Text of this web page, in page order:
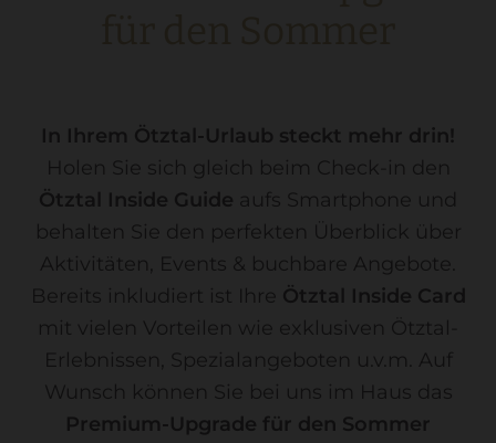
In Ihrem Ötztal-Urlaub steckt mehr drin!
Holen Sie sich gleich beim Check-in den
Ötztal Inside Guide aufs Smartphone und
behalten Sie den perfekten Überblick über
Aktivitäten, Events & buchbare Angebote.
Bereits inkludiert ist Ihre Ötztal Inside Card
mit vielen Vorteilen wie exklusiven Ötztal-
Erlebnissen, Spezialangeboten u.v.m. Auf
Wunsch können Sie bei uns im Haus das
Premium-Upgrade für den Sommer